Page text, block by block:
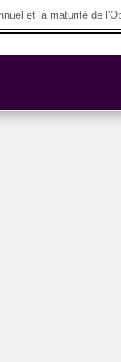
et la maturité de